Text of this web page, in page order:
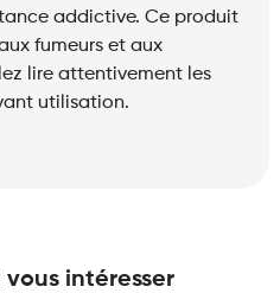
addictive. Ce produit
fumeurs et aux
lire attentivement les
utilisation.
intéresser